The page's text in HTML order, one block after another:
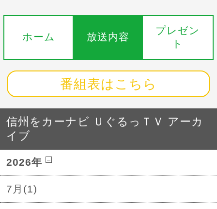
ホーム 放送内容
プレゼン
ト
番組表はこちら
信州をカーナビ ＵぐるっＴＶ アーカ
イブ
2026年
7月(1)